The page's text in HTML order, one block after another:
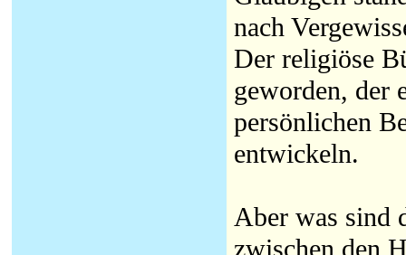
nach
Der religiöse
geworden, der
persönlichen
entwickeln.
Aber was sind
zwischen den